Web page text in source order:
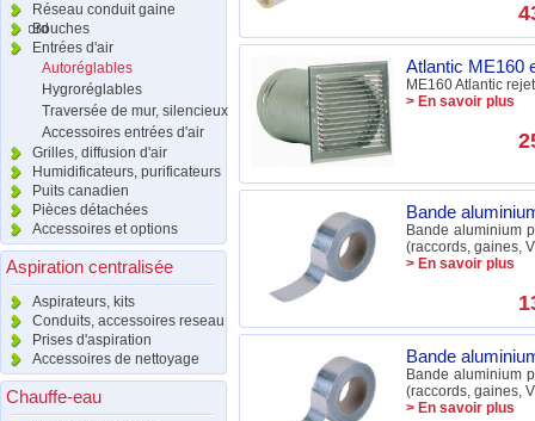
Réseau conduit gaine
raccordBouches
Entrées d'air
Autoréglables
Hygroréglables
Traversée de mur, silencieux
Accessoires entrées d'air
Grilles, diffusion d'air
Humidificateurs, purificateurs
Puits canadien
Pièces détachées
Accessoires et options
Aspiration centralisée
Aspirateurs, kits
Conduits, accessoires reseau
Prises d'aspiration
Accessoires de nettoyage
Chauffe-eau
Atlantic ME160
ME160 Atlantic
> En savoir plus
Bande
Bande aluminium
(raccords, gaines,
> En savoir plus
Bande
Bande aluminium
(raccords, gaines,
> En savoir plus